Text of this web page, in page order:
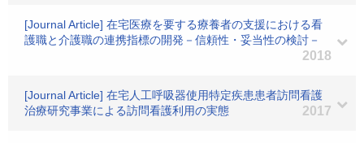
[Journal Article] 在宅医療を要する療養者の支援における看
護職と介護職の連携指標の開発－信頼性・妥当性の検討－
2018
[Journal Article] 在宅人工呼吸器使用特定疾患患者訪問看護
治療研究事業による訪問看護利用の実態
2017